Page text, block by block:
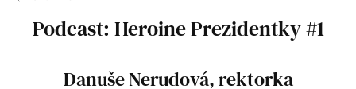
Podcast: Heroine Prezidentky #1
Danuše Nerudová, rektorka